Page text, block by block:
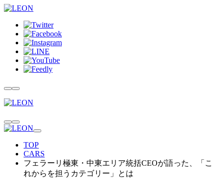
TOP
CARS
フェラーリ極東・中東エリア統括CEOが語った、「こ
れからを担うカテゴリー」とは